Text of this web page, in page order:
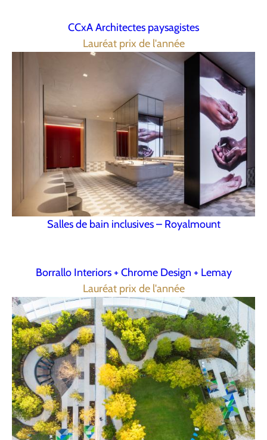
CCxA Architectes paysagistes
Lauréat prix de l'année
Salles de bain inclusives – Royalmount
Borrallo Interiors + Chrome Design + Lemay
Lauréat prix de l'année